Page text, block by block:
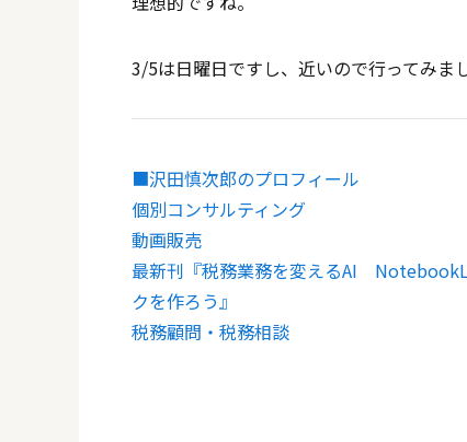
3/5は日曜日ですし、近いので行ってみま
■沢田慎次郎のプロフィール
個別コンサルティング
動画販売
最新刊『税務業務を変えるAI
クを作ろう』
税務顧問・税務相談